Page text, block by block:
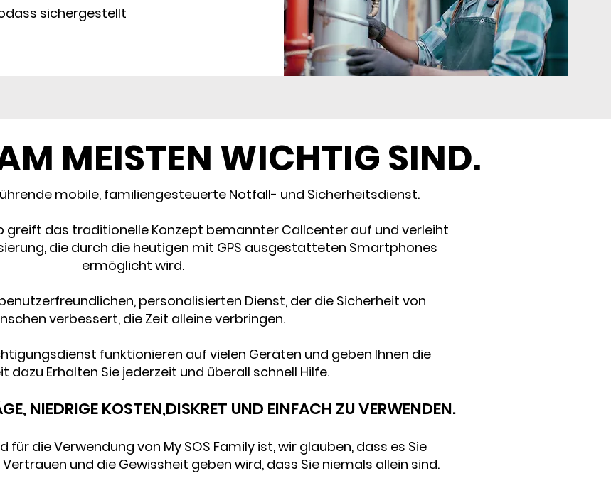
sichergestellt
MEISTEN WICHTIG SIND.
mobile, familiengesteuerte Notfall- und Sicherheitsdienst.
greift das traditionelle Konzept bemannter Callcenter auf und verleiht
die durch die heutigen mit GPS ausgestatteten Smartphones
ermöglicht wird.
personalisierten Dienst, der die Sicherheit von
verbessert, die Zeit alleine verbringen.
funktionieren auf vielen Geräten und geben Ihnen die
dazu Erhalten Sie jederzeit und überall schnell Hilfe.
NIEDRIGE KOSTEN,DISKRET UND EINFACH ZU VERWENDEN.
für die Verwendung von My SOS Family ist, wir glauben, dass es Sie
und die Gewissheit geben wird, dass Sie niemals allein sind.